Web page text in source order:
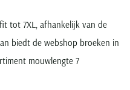
tot 7XL, afhankelijk van de
biedt de webshop broeken in
mouwlengte 7